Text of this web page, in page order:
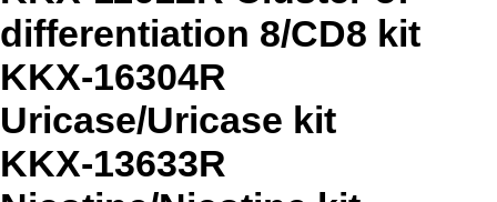
differentiation 8/CD8 kit
KKX-16304R
Uricase/Uricase kit
KKX-13633R